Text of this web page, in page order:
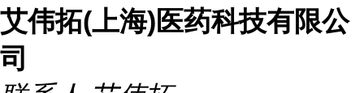
艾伟拓(上海)医药科技有限公
司